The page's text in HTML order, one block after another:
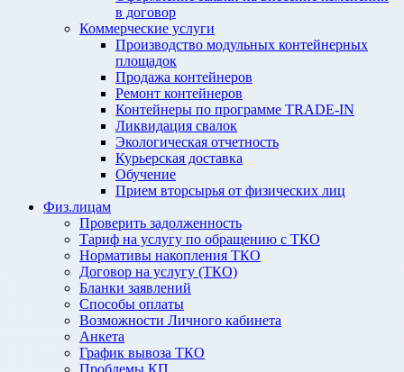
в договор
Коммерческие услуги
Производство модульных контейнерных
площадок
Продажа контейнеров
Ремонт контейнеров
Контейнеры по программе TRADE-IN
Ликвидация свалок
Экологическая отчетность
Курьерская доставка
Обучение
Прием вторсырья от физических лиц
Физ.лицам
Проверить задолженность
Тариф на услугу по обращению с ТКО
Нормативы накопления ТКО
Договор на услугу (ТКО)
Бланки заявлений
Способы оплаты
Возможности Личного кабинета
Анкета
График вывоза ТКО
Проблемы КП